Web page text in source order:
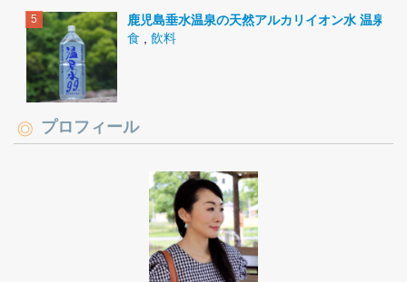
鹿児島垂水温泉の天然アルカリイオン水 温泉水
食
飲料
プロフィール